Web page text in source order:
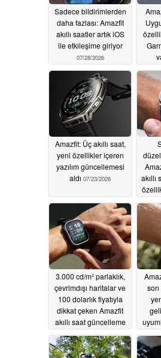
Sadece bildirimlerden
daha fazlası: Amazfit
akıllı saatler artık iOS
ile etkileşime giriyor
07/28/2026
Amazfit: Üç akıllı saat,
yeni özellikler içeren
yazılım güncellemesi
aldı 07/23/2026
3.000 cd/m² parlaklık,
çevrimdışı haritalar ve
100 dolarlık fiyatıyla
dikkat çeken Amazfit
akıllı saat güncelleme
07/05/2026
son